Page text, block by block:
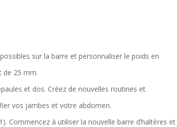
sur la barre et personnaliser le poids en
de 25 mm.
et dos. Créez de nouvelles routines et
vos jambes et votre abdomen.
Commencez à utiliser la nouvelle barre d’haltères et